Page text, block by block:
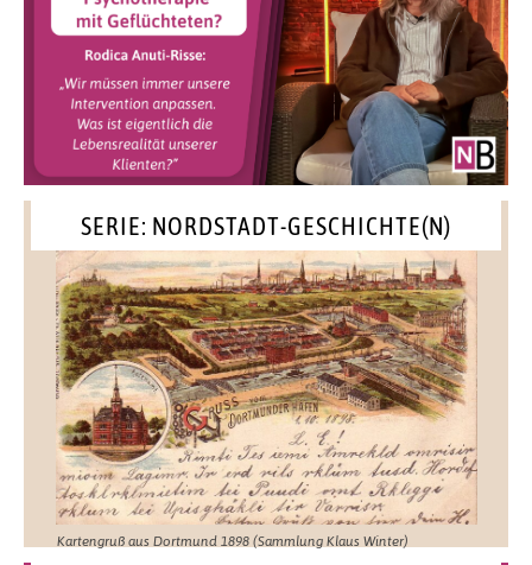
SERIE: NORDSTADT-GESCHICHTE(N)
Kartengruß aus Dortmund 1898 (Sammlung Klaus Winter)